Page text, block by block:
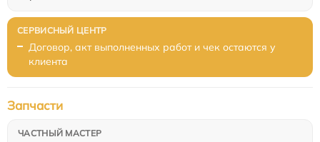
Договор, акт выполненных работ и чек остаются у
клиента
Запчасти